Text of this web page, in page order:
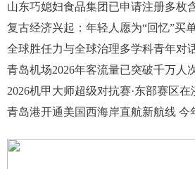
山东巧媳妇食品集团已申请注册多枚
复古经济兴起：年轻人愿为“回忆”买
全球胜任力与全球治理多学科青年对
2026机甲大师超级对抗赛·东部赛区在